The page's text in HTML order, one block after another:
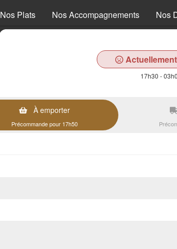
Nos Plats Nos Accompagnements Nos
17h30 -
À emporter
Précommande pour 17h50